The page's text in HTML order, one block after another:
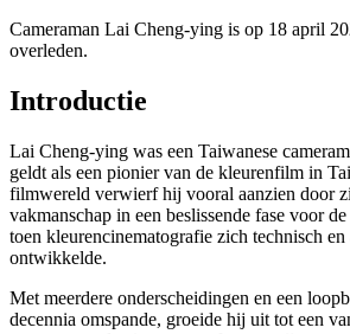
Cameraman Lai Cheng-ying is op 18 april
overleden.
Introductie
Lai Cheng-ying was een Taiwanese
geldt als een pionier van de kleurenfilm in
filmwereld verwierf hij vooral aanzien door
vakmanschap in een beslissende fase voor
toen kleurencinematografie zich technisch en
ontwikkelde.
Met meerdere onderscheidingen en een
decennia omspande, groeide hij uit tot een